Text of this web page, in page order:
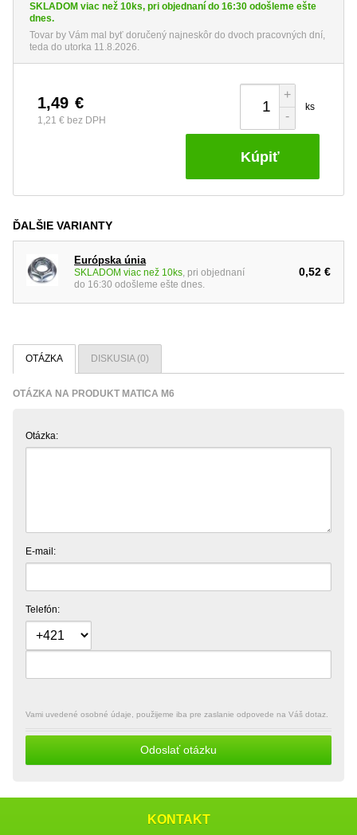
SKLADOM viac než 10ks, pri objednaní do 16:30 odošleme ešte
dnes.
Tovar by Vám mal byť doručený najneskôr do dvoch pracovných dní,
teda do utorka 11.8.2026.
1,49 €
1,21 € bez DPH -
+
ks
Kúpiť
ĎALŠIE VARIANTY
Európska únia
SKLADOM viac než 10ks , pri objednaní
do 16:30 odošleme ešte dnes.
0,52 €
OTÁZKA DISKUSIA (0)
OTÁZKA NA PRODUKT MATICA M6
Otázka:
E-mail:
Telefón:
Vami uvedené osobné údaje, použijeme iba pre zaslanie odpovede na Váš dotaz.
Odoslať otázku
KONTAKT